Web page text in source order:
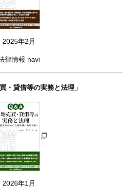
2025年2月
律情報 navi
・貸借等の実務と法理」
2026年1月